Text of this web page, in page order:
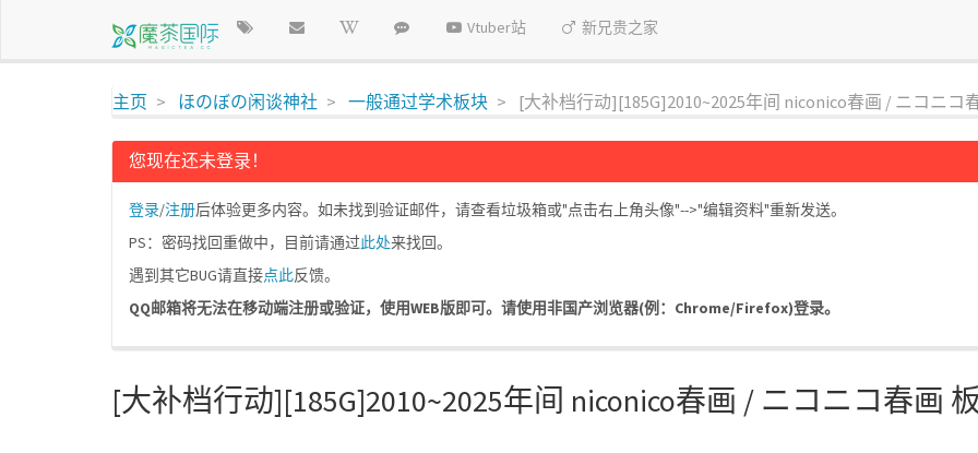
Vtuber站 新兄贵之家
主页 ほのぼの闲谈神社 一般通过学术板块 [大补档行动][185G]2010~2025年间 niconico春画 / ニコニコ
您现在还未登录！
登录/注册后体验更多内容。如未找到验证邮件，请查看垃圾箱或"点击右上角头像"-->"编辑资料"重新发送。
PS：密码找回重做中，目前请通过此处来找回。
遇到其它BUG请直接点此反馈。
QQ邮箱将无法在移动端注册或验证，使用WEB版即可。请使用非国产浏览器(例：Chrome/Firefox)登录。
[大补档行动][185G]2010~2025年间 niconico春画 / ニコニコ春画